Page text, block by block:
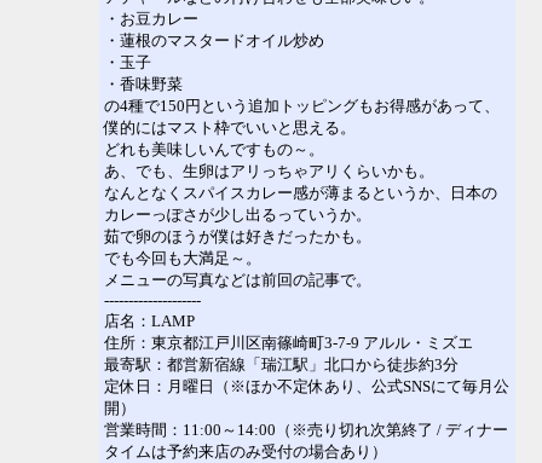
・お豆カレー
・蓮根のマスタードオイル炒め
・玉子
・香味野菜
の4種で150円という追加トッピングもお得感があって、
僕的にはマスト枠でいいと思える。
どれも美味しいんですもの～。
あ、でも、生卵はアリっちゃアリくらいかも。
なんとなくスパイスカレー感が薄まるというか、日本の
カレーっぽさが少し出るっていうか。
茹で卵のほうが僕は好きだったかも。
でも今回も大満足～。
メニューの写真などは前回の記事で。
--------------------
店名：LAMP
住所：東京都江戸川区南篠崎町3-7-9 アルル・ミズエ
最寄駅：都営新宿線「瑞江駅」北口から徒歩約3分
定休日：月曜日（※ほか不定休あり、公式SNSにて毎月公
開）
営業時間：11:00～14:00（※売り切れ次第終了 / ディナー
タイムは予約来店のみ受付の場合あり）